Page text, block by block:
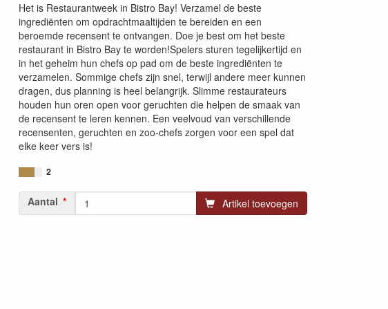
Het is Restaurantweek in Bistro Bay! Verzamel de beste
ingrediënten om opdrachtmaaltijden te bereiden en een
beroemde recensent te ontvangen. Doe je best om het beste
restaurant in Bistro Bay te worden!Spelers sturen tegelijkertijd en
in het geheim hun chefs op pad om de beste ingrediënten te
verzamelen. Sommige chefs zijn snel, terwijl andere meer kunnen
dragen, dus planning is heel belangrijk. Slimme restaurateurs
houden hun oren open voor geruchten die helpen de smaak van
de recensent te leren kennen. Een veelvoud van verschillende
recensenten, geruchten en zoo-chefs zorgen voor een spel dat
elke keer vers is!
2
Aantal Artikel toevoegen